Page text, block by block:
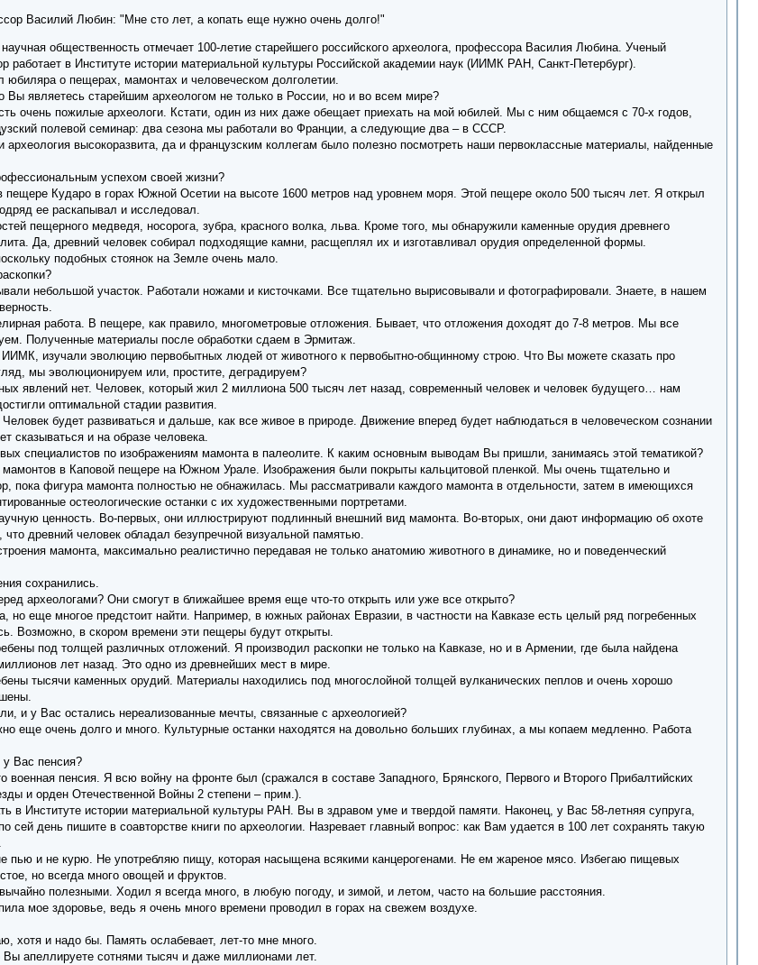
Василий Любин: "Мне сто лет, а копать еще нужно очень долго!"
общественность отмечает 100-летие старейшего российского археолога, профессора Василия Любина. Ученый
работает в Институте истории материальной культуры Российской академии наук (ИИМК РАН, Санкт-Петербург).
юбиляра о пещерах, мамонтах и человеческом долголетии.
Вы являетесь старейшим археологом не только в России, но и во всем мире?
очень пожилые археологи. Кстати, один из них даже обещает приехать на мой юбилей. Мы с ним общаемся с 70-х годов,
полевой семинар: два сезона мы работали во Франции, а следующие два ‒ в СССР.
высокоразвита, да и французским коллегам было полезно посмотреть наши первоклассные материалы, найденные
успехом своей жизни?
пещере Кударо в горах Южной Осетии на высоте 1600 метров над уровнем моря. Этой пещере около 500 тысяч лет. Я открыл
ее раскапывал и исследовал.
пещерного медведя, носорога, зубра, красного волка, льва. Кроме того, мы обнаружили каменные орудия древнего
Да, древний человек собирал подходящие камни, расщеплял их и изготавливал орудия определенной формы.
подобных стоянок на Земле очень мало.
небольшой участок. Работали ножами и кисточками. Все тщательно вырисовывали и фотографировали. Знаете, в нашем
работа. В пещере, как правило, многометровые отложения. Бывает, что отложения доходят до 7-8 метров. Мы все
Полученные материалы после обработки сдаем в Эрмитаж.
изучали эволюцию первобытных людей от животного к первобытно-общинному строю. Что Вы можете сказать про
мы эволюционируем или, простите, деградируем?
явлений нет. Человек, который жил 2 миллиона 500 тысяч лет назад, современный человек и человек будущего… нам
оптимальной стадии развития.
будет развиваться и дальше, как все живое в природе. Движение вперед будет наблюдаться в человеческом сознании
сказываться и на образе человека.
специалистов по изображениям мамонта в палеолите. К каким основным выводам Вы пришли, занимаясь этой тематикой?
в Каповой пещере на Южном Урале. Изображения были покрыты кальцитовой пленкой. Мы очень тщательно и
пока фигура мамонта полностью не обнажилась. Мы рассматривали каждого мамонта в отдельности, затем в имеющихся
остеологические останки с их художественными портретами.
ценность. Во-первых, они иллюстрируют подлинный внешний вид мамонта. Во-вторых, они дают информацию об охоте
древний человек обладал безупречной визуальной памятью.
мамонта, максимально реалистично передавая не только анатомию животного в динамике, но и поведенческий
сохранились.
археологами? Они смогут в ближайшее время еще что-то открыть или уже все открыто?
но еще многое предстоит найти. Например, в южных районах Евразии, в частности на Кавказе есть целый ряд погребенных
Возможно, в скором времени эти пещеры будут открыты.
под толщей различных отложений. Я производил раскопки не только на Кавказе, но и в Армении, где была найдена
лет назад. Это одно из древнейших мест в мире.
тысячи каменных орудий. Материалы находились под многослойной толщей вулканических пеплов и очень хорошо
и у Вас остались нереализованные мечты, связанные с археологией?
еще очень долго и много. Культурные останки находятся на довольно больших глубинах, а мы копаем медленно. Работа
Вас пенсия?
пенсия. Я всю войну на фронте был (сражался в составе Западного, Брянского, Первого и Второго Прибалтийских
и орден Отечественной Войны 2 степени – прим.).
в Институте истории материальной культуры РАН. Вы в здравом уме и твердой памяти. Наконец, у Вас 58-летняя супруга,
сей день пишите в соавторстве книги по археологии. Назревает главный вопрос: как Вам удается в 100 лет сохранять такую
пью и не курю. Не употребляю пищу, которая насыщена всякими канцерогенами. Не ем жареное мясо. Избегаю пищевых
но всегда много овощей и фруктов.
полезными. Ходил я всегда много, в любую погоду, и зимой, и летом, часто на большие расстояния.
мое здоровье, ведь я очень много времени проводил в горах на свежем воздухе.
хотя и надо бы. Память ослабевает, лет-то мне много.
апеллируете сотнями тысяч и даже миллионами лет.